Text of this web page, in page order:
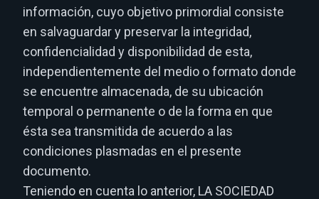
información, cuyo objetivo primordial consiste
en salvaguardar y preservar la integridad,
confidencialidad y disponibilidad de esta,
independientemente del medio o formato donde
se encuentre almacenada, de su ubicación
temporal o permanente o de la forma en que
ésta sea transmitida de acuerdo a las
condiciones plasmadas en el presente
documento.
Teniendo en cuenta lo anterior, LA SOCIEDAD